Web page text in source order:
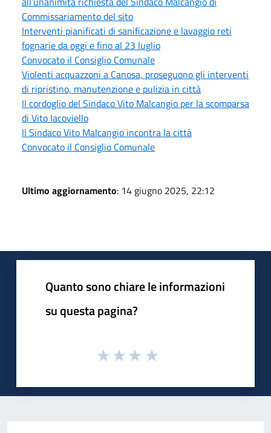
Commissariamento del sito
Interventi pianificati di sanificazione e lavaggio reti
fognarie da oggi e fino al 23 luglio
Convocato il Consiglio Comunale
Violenti acquazzoni a Canosa, proseguono gli interventi
di ripristino, manutenzione e pulizia in città
Il cordoglio del Sindaco Vito Malcangio per la scomparsa
di Vito Iacoviello
Il Sindaco Vito Malcangio incontra la città
Convocato il Consiglio Comunale
Ultimo aggiornamento: 14 giugno 2025, 22:12
Quanto sono chiare le informazioni
su questa pagina?